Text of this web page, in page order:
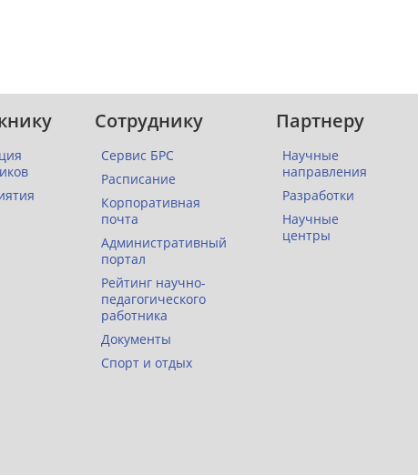
Сотруднику
Сервис БРС
Расписание
Корпоративная
почта
Административный
портал
Рейтинг научно-
педагогического
работника
Документы
Спорт и отдых
Партнеру
Научные
направления
Разработки
Научные
центры